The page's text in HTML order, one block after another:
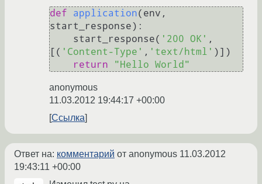
def application( env,
start_response):
    start_response(
'200 OK' ,
[( 'Content-Type' , 'text/html' )])
return
"Hello World"
anonymous
11.03.2012 19:44:17 +00:00
Ссылка
Ответ на: комментарий от anonymous 11.03.2012
19:43:11 +00:00